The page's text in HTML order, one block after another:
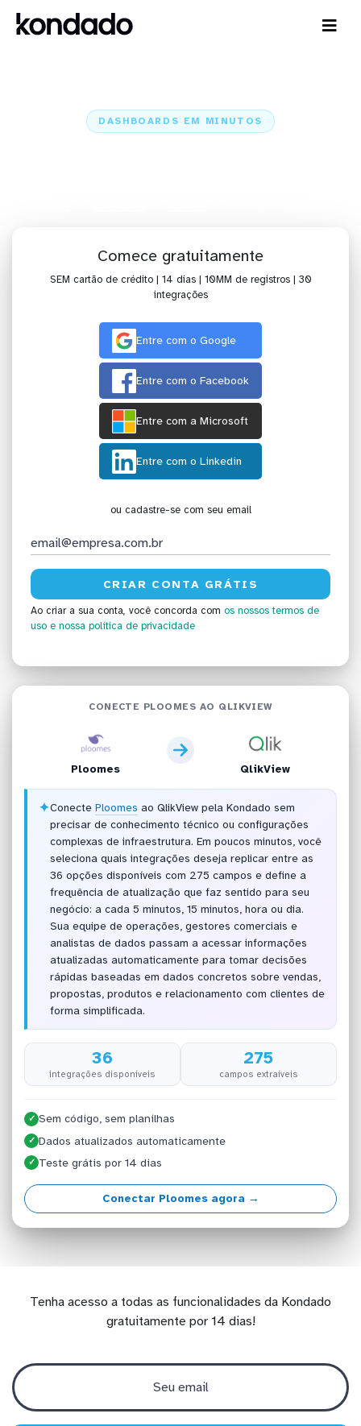
DASHBOARDS EM MINUTOS
Comece gratuitamente
SEM cartão de crédito | 14 dias | 10MM de registros | 30
integrações
Entre com o Google
Entre com o Facebook
Entre com a Microsoft
Entre com o Linkedin
ou cadastre-se com seu email
Ao criar a sua conta, você concorda com os nossos termos de
uso e nossa política de privacidade
CONECTE PLOOMES AO QLIKVIEW
Ploomes QlikView
✦Conecte Ploomes ao QlikView pela Kondado sem
precisar de conhecimento técnico ou configurações
complexas de infraestrutura. Em poucos minutos, você
seleciona quais integrações deseja replicar entre as
36 opções disponíveis com 275 campos e define a
frequência de atualização que faz sentido para seu
negócio: a cada 5 minutos, 15 minutos, hora ou dia.
Sua equipe de operações, gestores comerciais e
analistas de dados passam a acessar informações
atualizadas automaticamente para tomar decisões
rápidas baseadas em dados concretos sobre vendas,
propostas, produtos e relacionamento com clientes de
forma simplificada.
36
integrações disponíveis
275
campos extraíveis
✓ Sem código, sem planilhas
✓ Dados atualizados automaticamente
✓ Teste grátis por 14 dias
Conectar Ploomes agora →
Tenha acesso a todas as funcionalidades da Kondado
gratuitamente por 14 dias!